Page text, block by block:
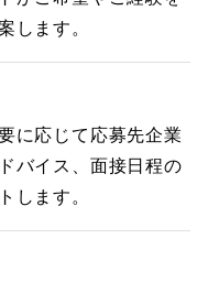
します。
に応じて応募先企業
バイス、面接日程の
します。